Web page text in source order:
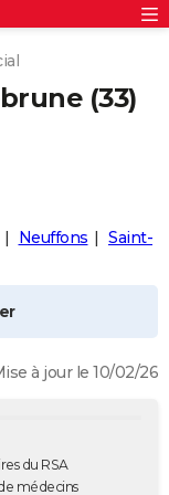
(33)
Neuffons
Saint-
à jour le 10/02/26
du RSA
médecins